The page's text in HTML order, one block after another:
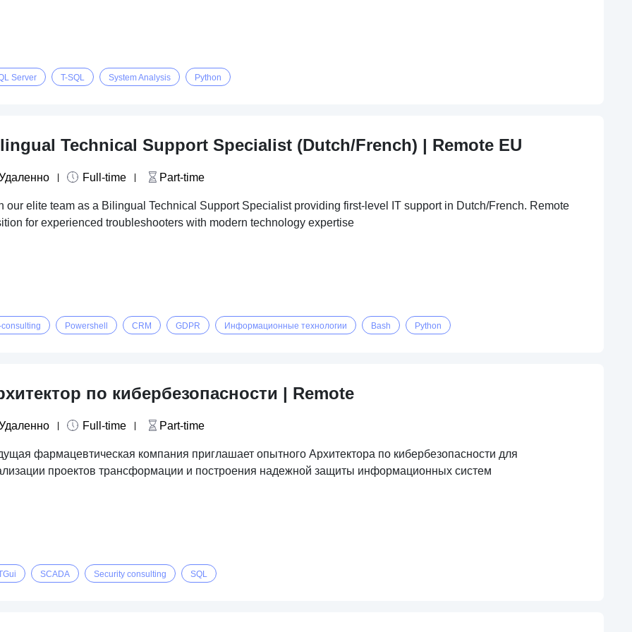
Server T-SQL System Analysis Python
Technical Support Specialist (Dutch/French) | Remote EU
Full-time Part-time
our elite team as a Bilingual Technical Support Specialist providing first-level IT support in Dutch/French. Remote
for experienced troubleshooters with modern technology expertise
consulting Powershell CRM GDPR Информационные технологии Bash Python
по кибербезопасности | Remote
Full-time Part-time
фармацевтическая компания приглашает опытного Архитектора по кибербезопасности для
проектов трансформации и построения надежной защиты информационных систем
SCADA Security consulting SQL